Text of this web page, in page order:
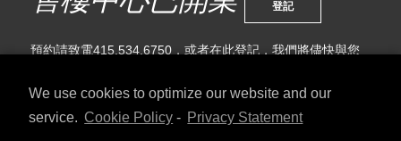
We use cookies to optimize our website and our
service. Cookie Policy - Privacy Statement
登記
預約請致電415.534.6750，或者在此登記，我們將儘快與您